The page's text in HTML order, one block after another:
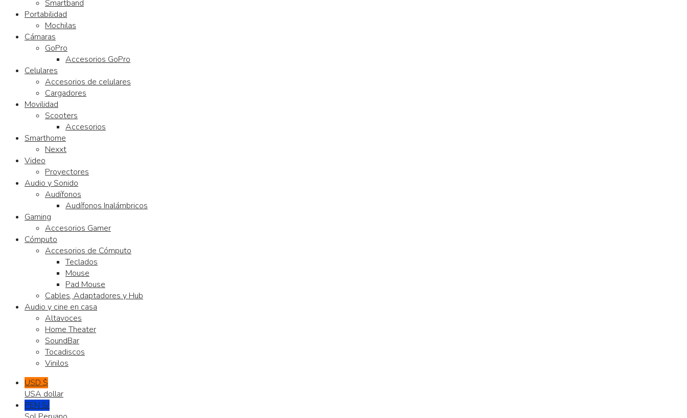
Smartband
Portabilidad
Mochilas
Cámaras
GoPro
Accesorios GoPro
Celulares
Accesorios de celulares
Cargadores
Movilidad
Scooters
Accesorios
Smarthome
Nexxt
Video
Proyectores
Audio y Sonido
Audífonos
Audífonos Inalámbricos
Gaming
Accesorios Gamer
Cómputo
Accesorios de Cómputo
Teclados
Mouse
Pad Mouse
Cables, Adaptadores y Hub
Audio y cine en casa
Altavoces
Home Theater
SoundBar
Tocadiscos
Vinilos
USD $
USA dollar
PEN S/.